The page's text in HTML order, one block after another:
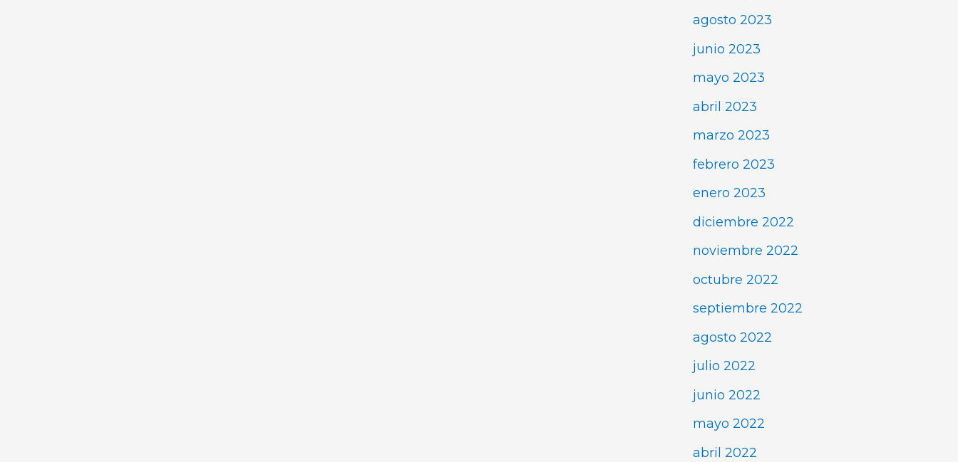
agosto 2023
junio 2023
mayo 2023
abril 2023
marzo 2023
febrero 2023
enero 2023
diciembre 2022
noviembre 2022
octubre 2022
septiembre 2022
agosto 2022
julio 2022
junio 2022
mayo 2022
abril 2022